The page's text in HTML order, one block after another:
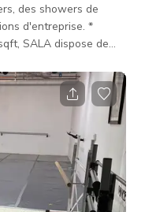
des showers de
d'entreprise. *
SALA dispose de
milieu de siècle aux
une sensation
Plaza et de